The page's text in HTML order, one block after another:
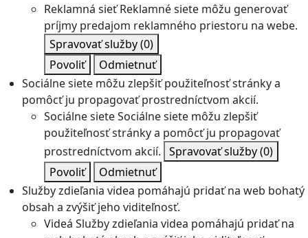
Reklamná sieť Reklamné siete môžu generovať
príjmy predajom reklamného priestoru na webe.
Spravovať služby(0)
Povoliť
Odmietnuť
Sociálne siete môžu zlepšiť použiteľnosť stránky a
pomôcť ju propagovať prostredníctvom akcií.
Sociálne sieteSociálne siete môžu zlepšiť
použiteľnosť stránky a pomôcť ju propagovať
prostredníctvom akcií. Spravovať služby(0)
Povoliť
Odmietnuť
Služby zdieľania videa pomáhajú pridať na web bohatý
obsah a zvýšiť jeho viditeľnosť.
Videá Služby zdieľania videa pomáhajú pridať na